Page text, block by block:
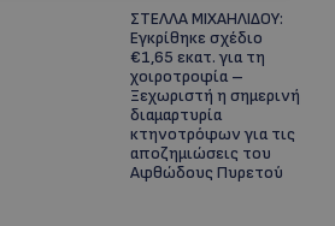
ΣΤΕΛΛΑ ΜΙΧΑΗΛΙΔΟΥ:
Εγκρίθηκε σχέδιο
€1,65 εκατ. για τη
χοιροτροφία –
Ξεχωριστή η σημερινή
διαμαρτυρία
κτηνοτρόφων για τις
αποζημιώσεις του
Αφθώδους Πυρετού